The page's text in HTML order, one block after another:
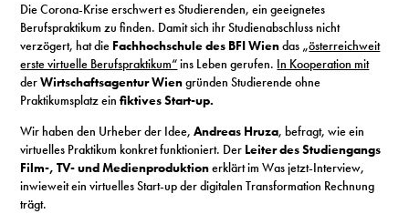
Die Corona-Krise erschwert es Studierenden, ein geeignetes
Berufspraktikum zu finden. Damit sich ihr Studienabschluss nicht
verzögert, hat die Fachhochschule des BFI Wiendas „österreichweit
erste virtuelle Berufspraktikum“ins Leben gerufen. In Kooperation mit
derWirtschaftsagentur Wiengründen Studierende ohne
Praktikumsplatz einfiktives Start-up.
Wir haben den Urheber der Idee,Andreas Hruza, befragt, wie ein
virtuelles Praktikum konkret funktioniert. Der Leiter des Studiengangs
Film-, TV- und Medienproduktionerklärt im Was jetzt-Interview,
inwieweit ein virtuelles Start-up der digitalen Transformation Rechnung
trägt.